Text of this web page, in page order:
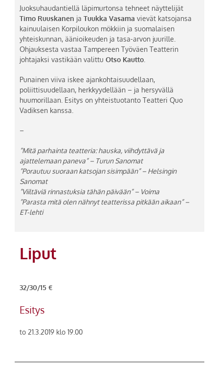
Juoksuhaudantiellä läpimurtonsa tehneet näyttelijät
Timo Ruuskanen ja Tuukka Vasama vievät katsojansa
kainuulaisen Korpiloukon mökkiin ja suomalaisen
yhteiskunnan, äänioikeuden ja tasa-arvon juurille.
Ohjauksesta vastaa Tampereen Työväen Teatterin
johtajaksi vastikään valittu Otso Kautto
Punainen viiva iskee ajankohtaisuudellaan,
poliittisuudellaan, herkkyydellään – ja hersyvällä
huumorillaan. Esitys on yhteistuotanto Teatteri Quo
Vadiksen kanssa.
–
”Mitä parhainta teatteria: hauska, viihdyttävä ja
ajattelemaan paneva” – Turun Sanomat
”Porautuu suoraan katsojan sisimpään” – Helsingin
Sanomat
”Viiltäviä rinnastuksia tähän päivään” – Voima
”Parasta mitä olen nähnyt teatterissa pitkään aikaan” –
ET-lehti
Liput
32/30/15 €
Esitys
to 21.3.2019 klo 19.00